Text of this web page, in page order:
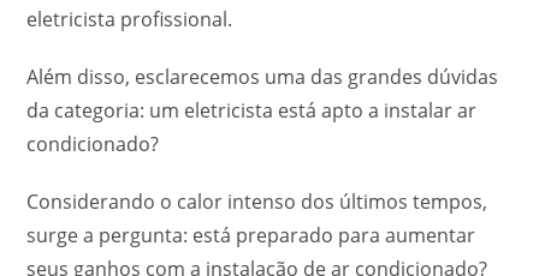
eletricista profissional.
Além disso, esclarecemos uma das grandes dúvidas
da categoria: um eletricista está apto a instalar ar
condicionado?
Considerando o calor intenso dos últimos tempos,
surge a pergunta: está preparado para aumentar
seus ganhos com a instalação de ar condicionado?